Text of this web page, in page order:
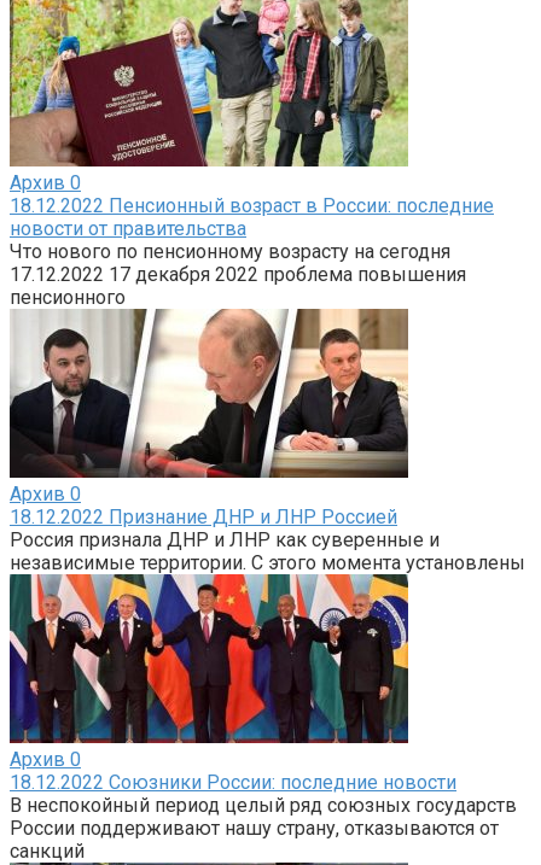
Архив 0
18.12.2022 Пенсионный возраст в России: последние
новости от правительства
Что нового по пенсионному возрасту на сегодня
17.12.2022 17 декабря 2022 проблема повышения
пенсионного
Архив 0
18.12.2022 Признание ДНР и ЛНР Россией
Россия признала ДНР и ЛНР как суверенные и
независимые территории. С этого момента установлены
Архив 0
18.12.2022 Союзники России: последние новости
В неспокойный период целый ряд союзных государств
России поддерживают нашу страну, отказываются от
санкций